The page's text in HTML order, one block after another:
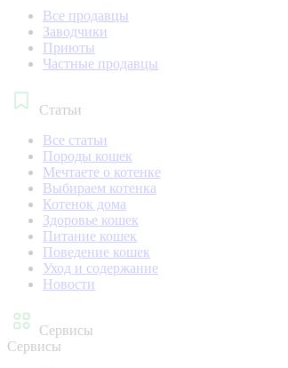
Все продавцы
Заводчики
Приюты
Частные продавцы
Статьи
Все статьи
Породы кошек
Мечтаете о котенке
Выбираем котенка
Котенок дома
Здоровье кошек
Питание кошек
Поведение кошек
Уход и содержание
Новости
Сервисы
Сервисы